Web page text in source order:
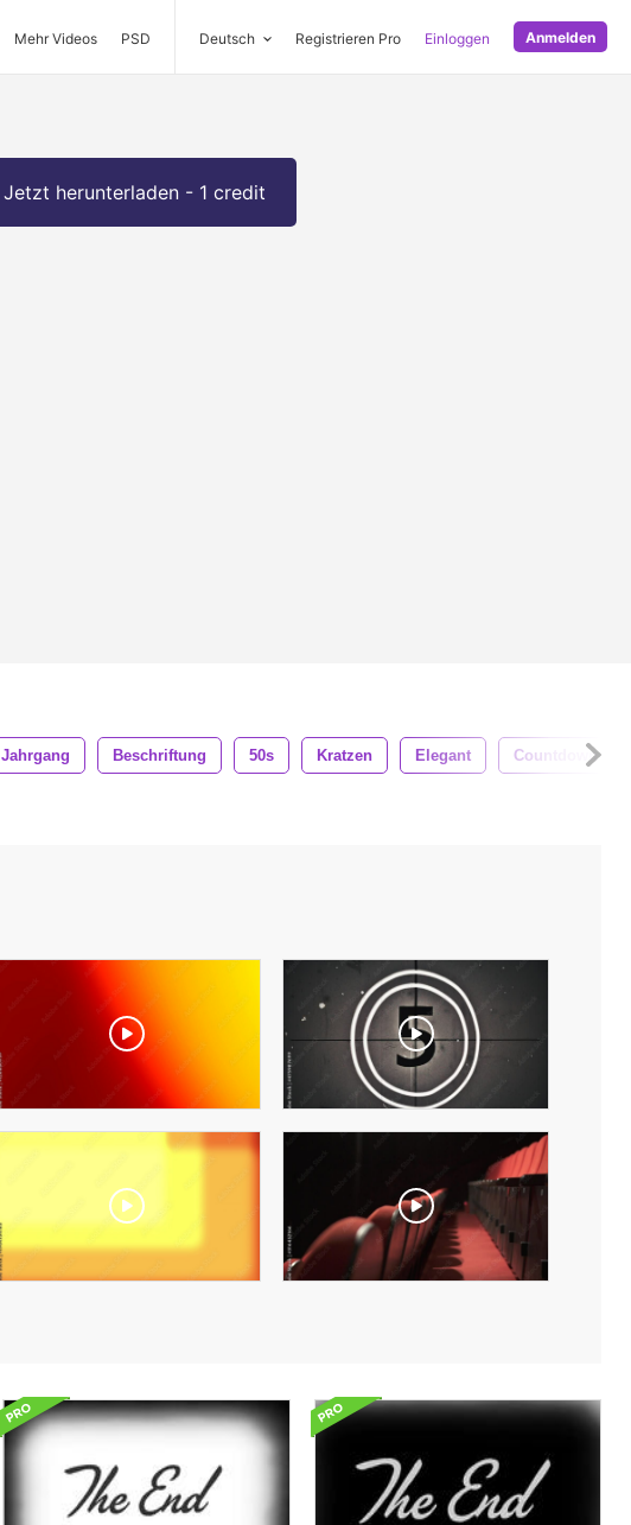
Mehr Videos PSD Deutsch Registrieren Pro Einloggen Anmelden
Jetzt herunterladen - 1 credit
Jahrgang Beschriftung 50s Kratzen Elegant Countdown